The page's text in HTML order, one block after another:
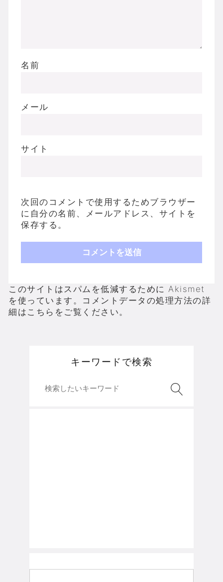
名前
メール
サイト
次回のコメントで使用するためブラウザー
に自分の名前、メールアドレス、サイトを
保存する。
このサイトはスパムを低減するために Akismet
を使っています。 コメントデータの処理方法の詳
細はこちらをご覧ください。
キーワードで検索